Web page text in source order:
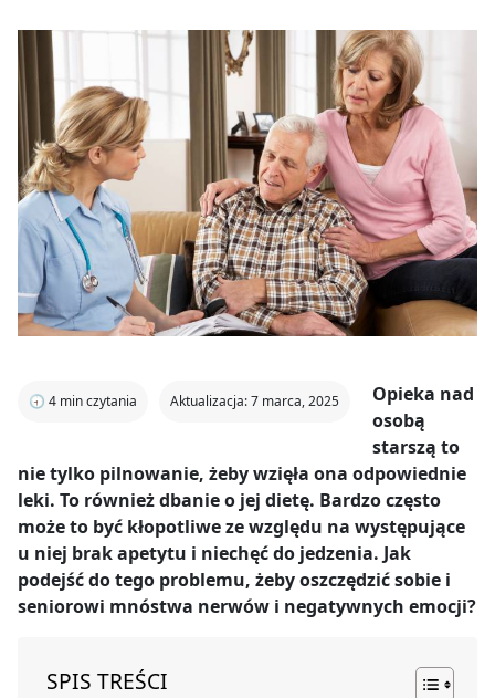
🕣 4 min czytania Aktualizacja: 7 marca, 2025
Opieka nad
osobą
starszą to
nie tylko pilnowanie, żeby wzięła ona odpowiednie
leki. To również dbanie o jej dietę. Bardzo często
może to być kłopotliwe ze względu na występujące
u niej brak apetytu i niechęć do jedzenia. Jak
podejść do tego problemu, żeby oszczędzić sobie i
seniorowi mnóstwa nerwów i negatywnych emocji?
SPIS TREŚCI